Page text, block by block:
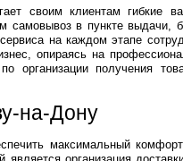
своим клиентам гибкие
самовывоз в пункте
на каждом этапе
опираясь на
организации получения
на-Дону
максимальный